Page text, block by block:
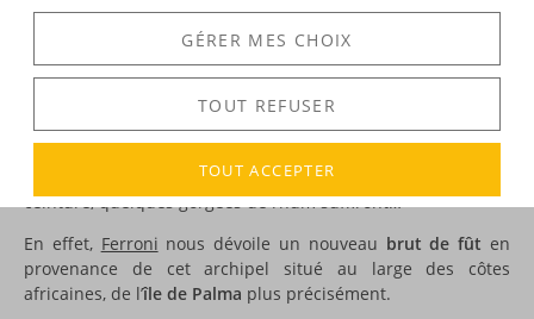
DESCRIPTION
Envolez-vous vers lesCanaries! Inutile d’attacher votre
ceinture, quelques gorgées de rhum suffiront…
En effet, Ferroni nous dévoile un nouveau brut de fût en
provenance de cet archipel situé au large des côtes
africaines, de l’île de Palma plus précisément.
GÉRER MES CHOIX
TOUT REFUSER
TOUT ACCEPTER